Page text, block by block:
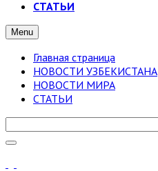
СТАТЬИ
Menu
Главная страница
НОВОСТИ УЗБЕКИСТАНА
НОВОСТИ МИРА
СТАТЬИ